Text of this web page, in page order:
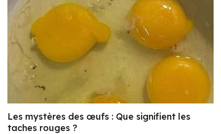
Les mystères des œufs : Que signifient les
taches rouges ?